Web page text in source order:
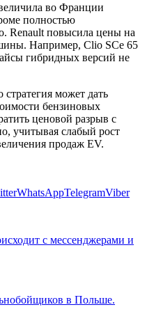
во Франции
полностью
Renault повысила цены на
Например, Clio SCe 65
гибридных версий не
может дать
бензиновых
ценовой разрыв с
учитывая слабый рост
продаж EV.
WhatsAppTelegramViber
с мессенджерами и
в Польше.